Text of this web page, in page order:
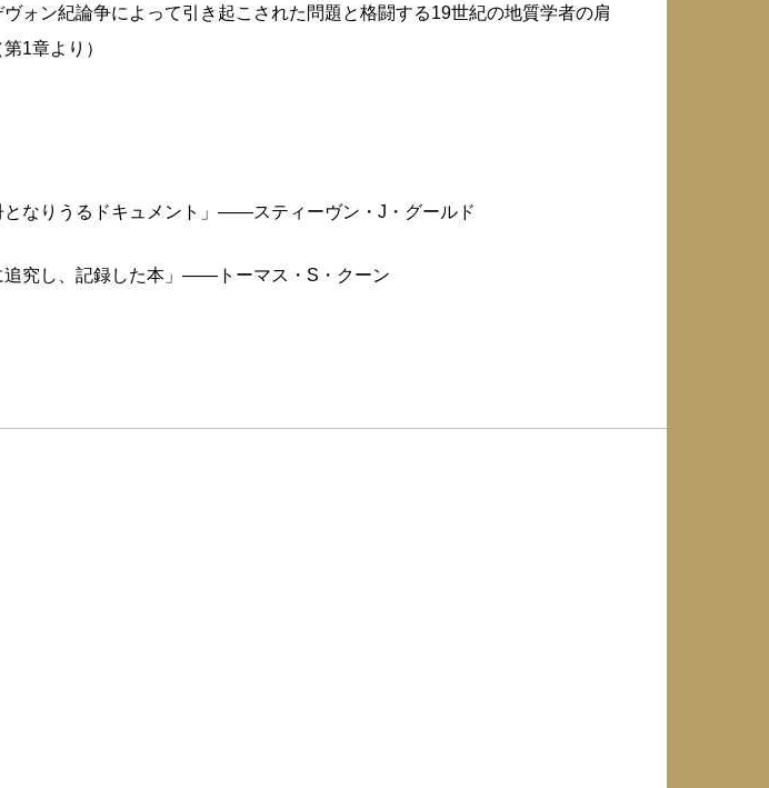
ォン紀論争によって引き起こされた問題と格闘する19世紀の地質学者の肩
1章より）
となりうるドキュメント」――スティーヴン・J・グールド
追究し、記録した本」――トーマス・S・クーン